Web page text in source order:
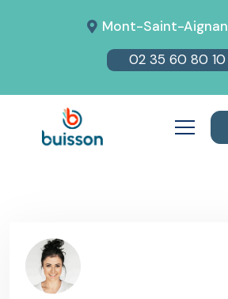
Mont-Saint-Aignan
02 35 60 80 10